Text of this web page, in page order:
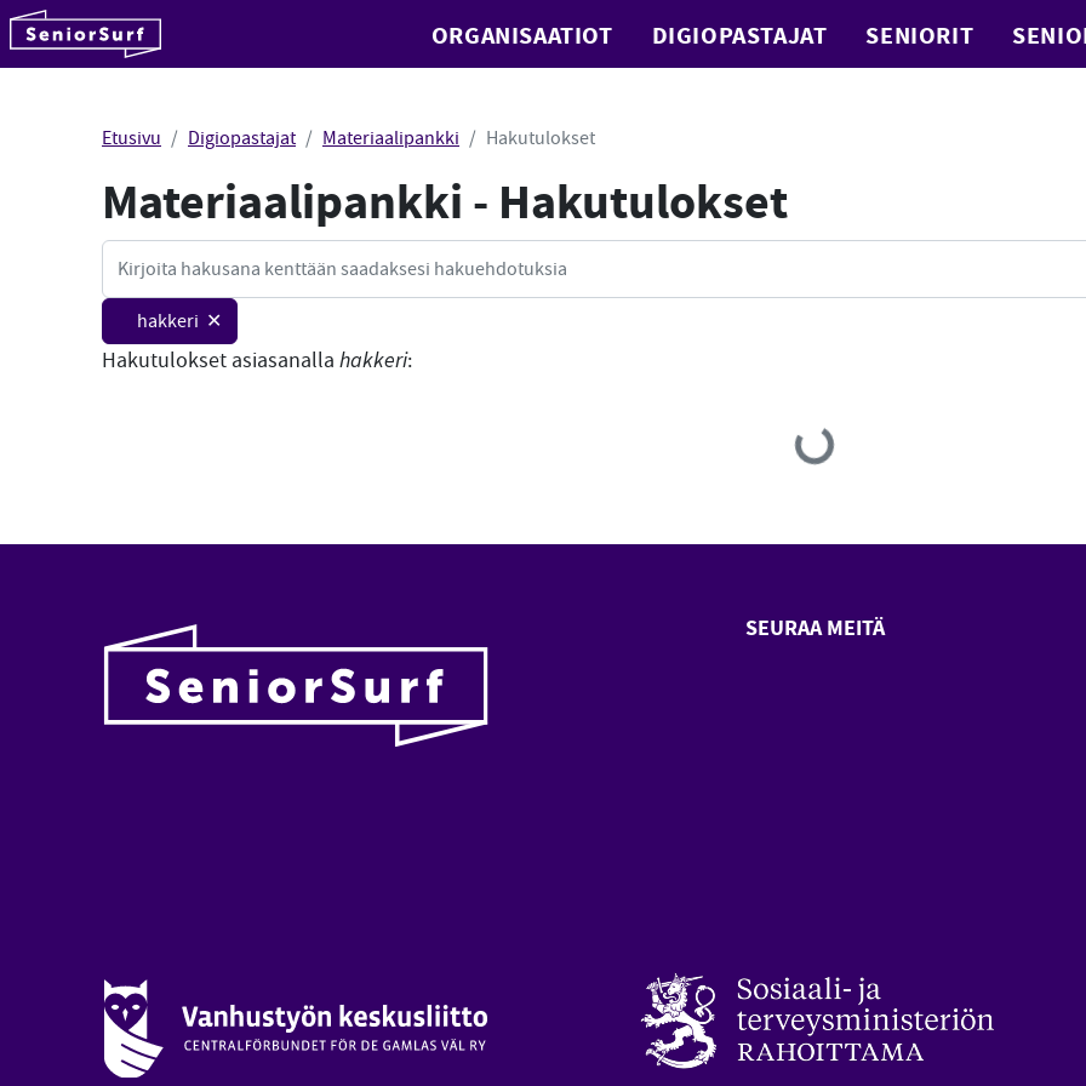
Hyppää sisältöön ORGANISAATIOT DIGIOPASTAJAT SENIORIT
Etusivu Digiopastajat Materiaalipankki Hakutulokset
Materiaalipankki - Hakutulokset
Haku
hakkeri ✕
Hakutulokset asiasanalla hakkeri:
Loading...
SEURAA MEITÄ
Vanhustyön keskusliitto (avautuu uuteen ikkunaan)